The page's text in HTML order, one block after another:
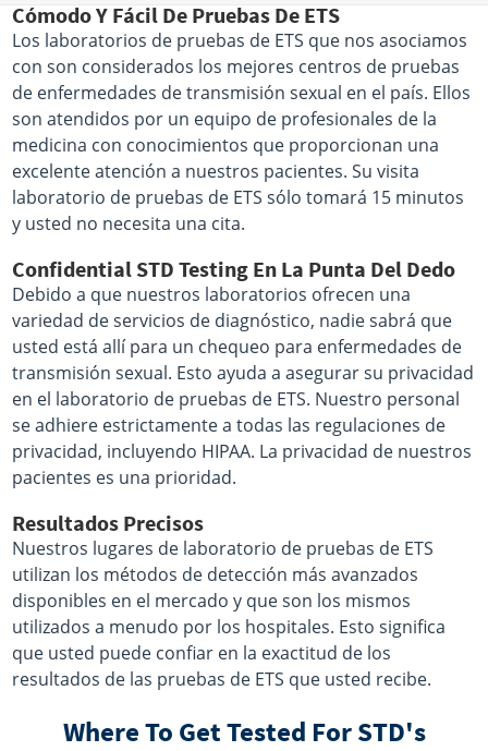
Cómodo Y Fácil De Pruebas De ETS
Los laboratorios de pruebas de ETS que nos asociamos
con son considerados los mejores centros de pruebas
de enfermedades de transmisión sexual en el país. Ellos
son atendidos por un equipo de profesionales de la
medicina con conocimientos que proporcionan una
excelente atención a nuestros pacientes. Su visita
laboratorio de pruebas de ETS sólo tomará 15 minutos
y usted no necesita una cita.
Confidential STD Testing En La Punta Del Dedo
Debido a que nuestros laboratorios ofrecen una
variedad de servicios de diagnóstico, nadie sabrá que
usted está allí para un chequeo para enfermedades de
transmisión sexual. Esto ayuda a asegurar su privacidad
en el laboratorio de pruebas de ETS. Nuestro personal
se adhiere estrictamente a todas las regulaciones de
privacidad, incluyendo HIPAA. La privacidad de nuestros
pacientes es una prioridad.
Resultados Precisos
Nuestros lugares de laboratorio de pruebas de ETS
utilizan los métodos de detección más avanzados
disponibles en el mercado y que son los mismos
utilizados a menudo por los hospitales. Esto significa
que usted puede confiar en la exactitud de los
resultados de las pruebas de ETS que usted recibe.
Where To Get Tested For STD's